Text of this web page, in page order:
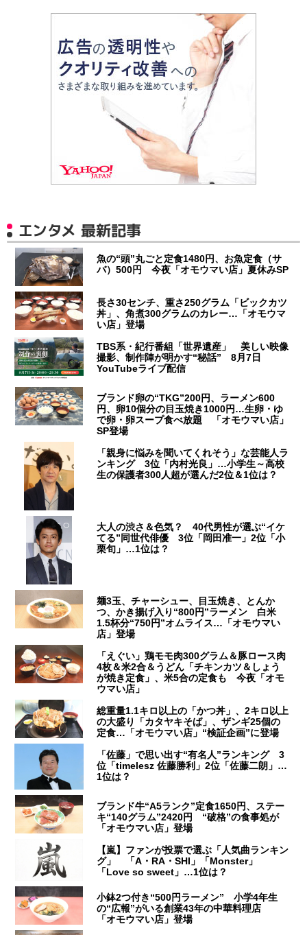
エンタメ 最新記事
魚の“頭”丸ごと定食1480円、お魚定食（サ
バ）500円 今夜「オモウマい店」夏休みSP
長さ30センチ、重さ250グラム「ビックカツ
丼」、角煮300グラムのカレー…「オモウマ
い店」登場
TBS系・紀行番組「世界遺産」 美しい映像
撮影、制作陣が明かす“秘話” 8月7日
YouTubeライブ配信
ブランド卵の“TKG”200円、ラーメン600
円、卵10個分の目玉焼き1000円…生卵・ゆ
で卵・卵スープ食べ放題 「オモウマい店」
SP登場
「親身に悩みを聞いてくれそう」な芸能人ラ
ンキング 3位「内村光良」…小学生～高校
生の保護者300人超が選んだ2位＆1位は？
大人の渋さ＆色気？ 40代男性が選ぶ“イケ
てる”同世代俳優 3位「岡田准一」2位「小
栗旬」…1位は？
麺3玉、チャーシュー、目玉焼き、とんか
つ、かき揚げ入り“800円”ラーメン 白米
1.5杯分“750円”オムライス…「オモウマい
店」登場
「えぐい」鶏モモ肉300グラム＆豚ロース肉
4枚＆米2合＆うどん「チキンカツ＆しょう
が焼き定食」、米5合の定食も 今夜「オモ
ウマい店」
総重量1.1キロ以上の「かつ丼」、2キロ以上
の大盛り「カタヤキそば」、ザンギ25個の
定食…「オモウマい店」“検証企画”に登場
「佐藤」で思い出す“有名人”ランキング 3
位「timelesz 佐藤勝利」2位「佐藤二朗」…
1位は？
ブランド牛“A5ランク”定食1650円、ステー
キ“140グラム”2420円 “破格”の食事処が
「オモウマい店」登場
【嵐】ファンが投票で選ぶ「人気曲ランキン
グ」 「A・RA・SHI」「Monster」
「Love so sweet」…1位は？
小鉢2つ付き“500円ラーメン” 小学4年生
の“広報”がいる創業43年の中華料理店
「オモウマい店」登場